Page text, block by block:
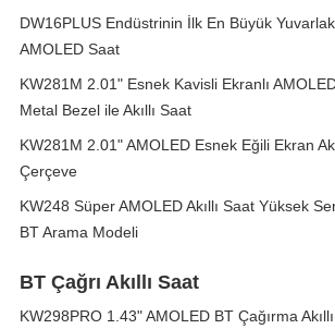
DW16PLUS Endüstrinin İlk En Büyük
AMOLED Saat
KW281M 2.01" Esnek Kavisli Ekranlı
Metal Bezel ile Akıllı Saat
KW281M 2.01" AMOLED Esnek Eğili Ekran
Çerçeve
KW248 Süper AMOLED Akıllı Saat Yüksek
BT Arama Modeli
BT Çağrı Akıllı Saat
KW298PRO 1.43" AMOLED BT Çağırma